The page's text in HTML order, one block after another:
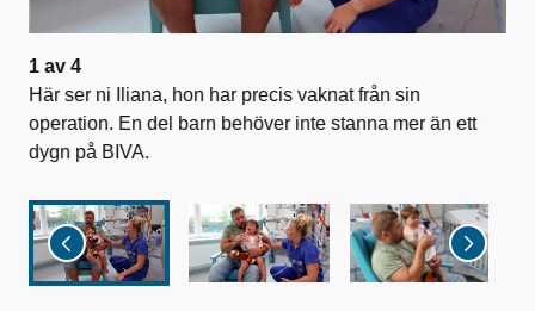
1 av 4
Här ser ni Iliana, hon har precis vaknat från sin
operation. En del barn behöver inte stanna mer än ett
dygn på BIVA.